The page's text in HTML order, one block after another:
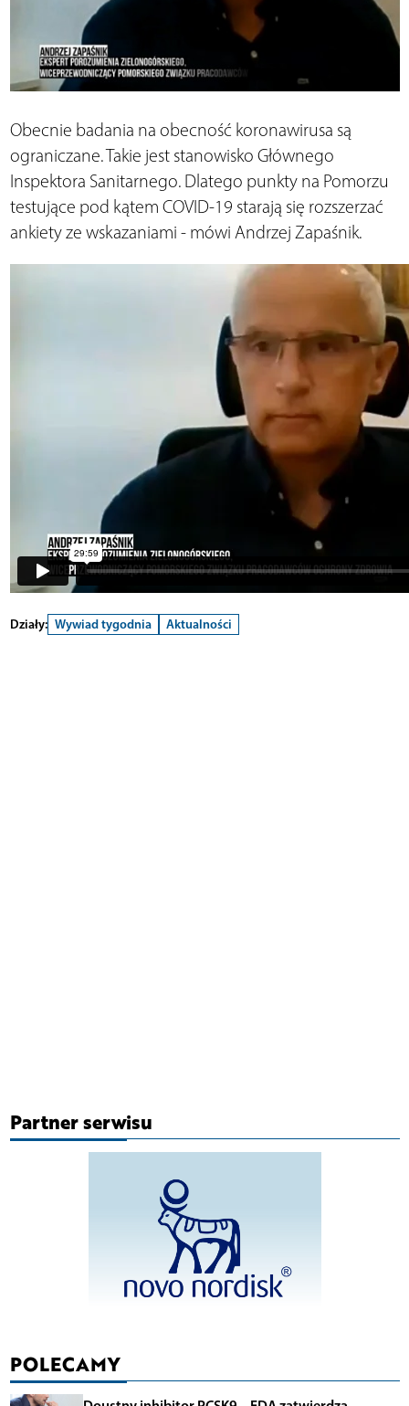
Obecnie badania na obecność koronawirusa są
ograniczane. Takie jest stanowisko Głównego
Inspektora Sanitarnego. Dlatego punkty na Pomorzu
testujące pod kątem COVID-19 starają się rozszerzać
ankiety ze wskazaniami - mówi Andrzej Zapaśnik.
Działy: Wywiad tygodnia Aktualności
Partner serwisu
POLECAMY